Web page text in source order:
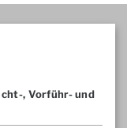
, Vorführ- und